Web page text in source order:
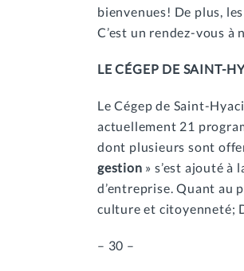
bienvenues! De plus,
C’est un rendez-vous à
LE CÉGEP DE SAINT-
Le Cégep de Saint-
actuellement 21
dont plusieurs sont
gestion » s’est ajouté
d’entreprise. Quant au
culture et citoyenneté;
– 30 –